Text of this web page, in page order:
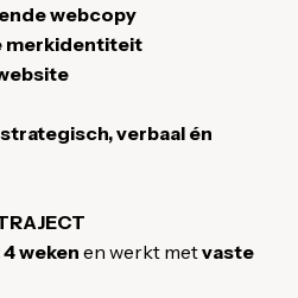
webcopy
merkidentiteit
strategisch, verbaal én
weken en werkt metvaste